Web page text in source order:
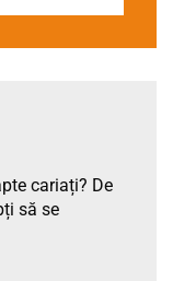
cariați? De
să se